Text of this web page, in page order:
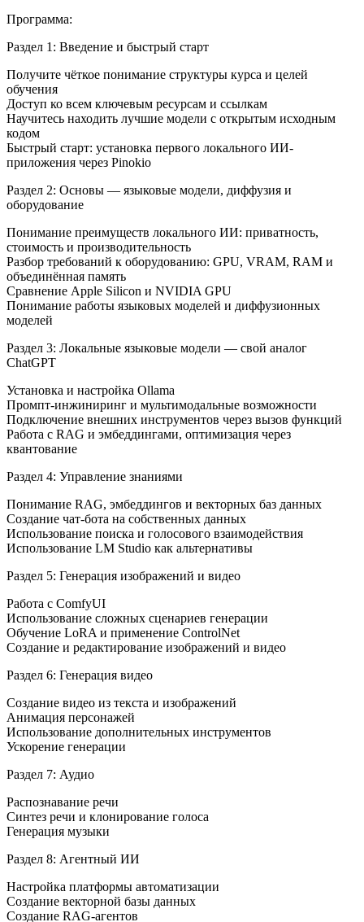
Программа:
Раздел 1: Введение и быстрый старт
Получите чёткое понимание структуры курса и целей
обучения
Доступ ко всем ключевым ресурсам и ссылкам
Научитесь находить лучшие модели с открытым исходным
кодом
Быстрый старт: установка первого локального ИИ-
приложения через Pinokio
Раздел 2: Основы — языковые модели, диффузия и
оборудование
Понимание преимуществ локального ИИ: приватность,
стоимость и производительность
Разбор требований к оборудованию: GPU, VRAM, RAM и
объединённая память
Сравнение Apple Silicon и NVIDIA GPU
Понимание работы языковых моделей и диффузионных
моделей
Раздел 3: Локальные языковые модели — свой аналог
ChatGPT
Установка и настройка Ollama
Промпт-инжиниринг и мультимодальные возможности
Подключение внешних инструментов через вызов функций
Работа с RAG и эмбеддингами, оптимизация через
квантование
Раздел 4: Управление знаниями
Понимание RAG, эмбеддингов и векторных баз данных
Создание чат-бота на собственных данных
Использование поиска и голосового взаимодействия
Использование LM Studio как альтернативы
Раздел 5: Генерация изображений и видео
Работа с ComfyUI
Использование сложных сценариев генерации
Обучение LoRA и применение ControlNet
Создание и редактирование изображений и видео
Раздел 6: Генерация видео
Создание видео из текста и изображений
Анимация персонажей
Использование дополнительных инструментов
Ускорение генерации
Раздел 7: Аудио
Распознавание речи
Синтез речи и клонирование голоса
Генерация музыки
Раздел 8: Агентный ИИ
Настройка платформы автоматизации
Создание векторной базы данных
Создание RAG-агентов